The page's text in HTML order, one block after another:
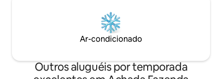
Ar-condicionado
Outros aluguéis por temporada